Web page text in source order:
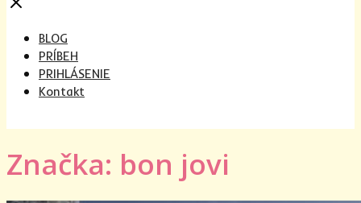
BLOG
PRÍBEH
PRIHLÁSENIE
Kontakt
Značka: bon jovi